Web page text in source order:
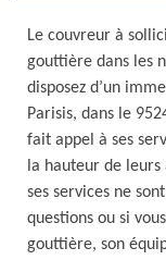
Le couvreur à
gouttière dans les
disposez d’un
Parisis, dans le
fait appel à ses
la hauteur de
ses services ne
questions ou si
gouttière, son